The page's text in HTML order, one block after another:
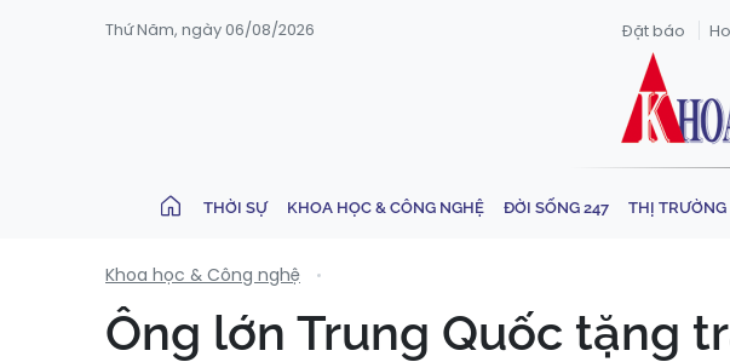
Thứ Năm, ngày 06/08/2026 Đặt báo
THỜI SỰ KHOA HỌC & CÔNG NGHỆ ĐỜI SỐNG 247 THỊ TRƯỜNG
Khoa học & Công nghệ
Ông lớn Trung Quốc tặng